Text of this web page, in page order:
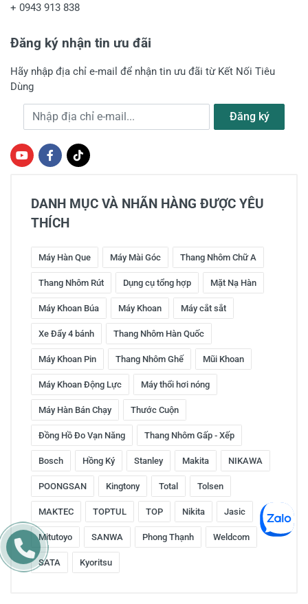
+ 0943 913 838
Đăng ký nhận tin ưu đãi
Hãy nhập địa chỉ e-mail để nhận tin ưu đãi từ Kết Nối Tiêu
Dùng
Địa chỉ e-mail Đăng ký
DANH MỤC VÀ NHÃN HÀNG ĐƯỢC YÊU
THÍCH
Máy Hàn Que Máy Mài Góc Thang Nhôm Chữ A
Thang Nhôm Rút Dụng cụ tổng hợp Mặt Nạ Hàn
Máy Khoan Búa Máy Khoan Máy cắt sắt
Xe Đẩy 4 bánh Thang Nhôm Hàn Quốc
Máy Khoan Pin Thang Nhôm Ghế Mũi Khoan
Máy Khoan Động Lực Máy thổi hơi nóng
Máy Hàn Bán Chạy Thước Cuộn
Đồng Hồ Đo Vạn Năng Thang Nhôm Gấp - Xếp
Bosch Hồng Ký Stanley Makita NIKAWA
POONGSAN Kingtony Total Tolsen
MAKTEC TOPTUL TOP Nikita Jasic
Mitutoyo SANWA Phong Thạnh Weldcom
SATA Kyoritsu